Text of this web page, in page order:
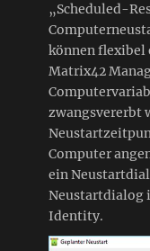
„Scheduled-
können flexibel
Matrix42
zwangsvererbt
Computer
ein
Neustartdialog
Identity.